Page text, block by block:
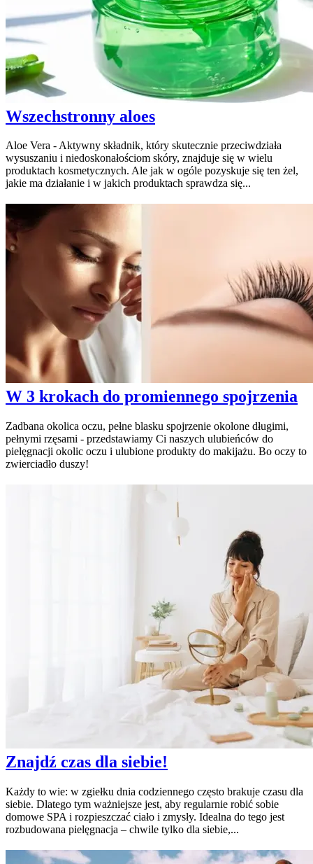
Wszechstronny aloes
Aloe Vera - Aktywny składnik, który skutecznie przeciwdziała
wysuszaniu i niedoskonałościom skóry, znajduje się w wielu
produktach kosmetycznych. Ale jak w ogóle pozyskuje się ten żel,
jakie ma działanie i w jakich produktach sprawdza się...
W 3 krokach do promiennego spojrzenia
Zadbana okolica oczu, pełne blasku spojrzenie okolone długimi,
pełnymi rzęsami - przedstawiamy Ci naszych ulubieńców do
pielęgnacji okolic oczu i ulubione produkty do makijażu. Bo oczy to
zwierciadło duszy!
Znajdź czas dla siebie!
Każdy to wie: w zgiełku dnia codziennego często brakuje czasu dla
siebie. Dlatego tym ważniejsze jest, aby regularnie robić sobie
domowe SPA i rozpieszczać ciało i zmysły. Idealna do tego jest
rozbudowana pielęgnacja – chwile tylko dla siebie,...